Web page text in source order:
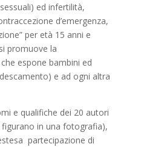
ed infertilità,
d’emergenza,
per età 15 anni e
promuove la
espone bambini ed
e ad ogni altra
e qualifiche dei 20 autori
in una fotografia),
partecipazione di